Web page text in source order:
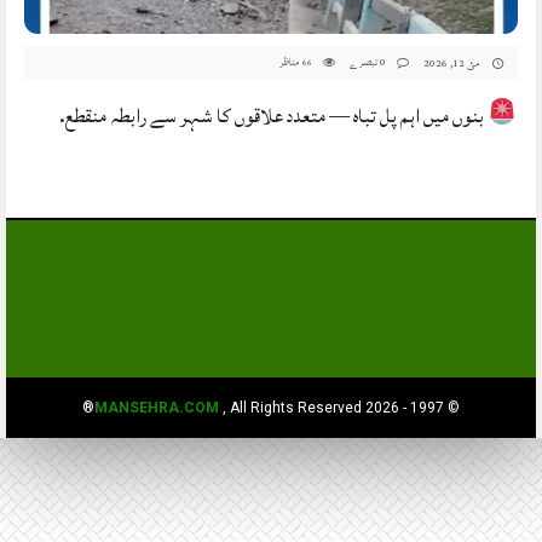
مئ 12, 2026 66 مناظر
بنوں میں اہم پل تباہ — متعدد علاقوں کا شہر سے رابطہ منقطع.
© 1997 - 2026
MANSEHRA.COM , All Rights Reserved®